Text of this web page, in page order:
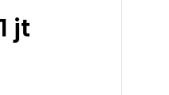
1 jt